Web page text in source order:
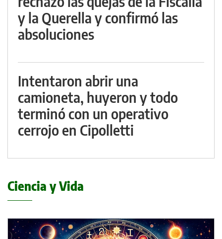
y la Querella y confirmó las
absoluciones
Intentaron abrir una
camioneta, huyeron y todo
terminó con un operativo
cerrojo en Cipolletti
Ciencia y Vida